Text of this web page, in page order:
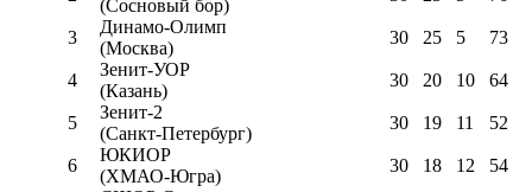
(Сосновый бор)
3
Динамо-Олимп
(Москва)
30 25 5 73
4
Зенит-УОР
(Казань)
30 20 10 64
5
Зенит-2
(Санкт-Петербург)
30 19 11 52
6
ЮКИОР
(ХМАО-Югра)
30 18 12 54